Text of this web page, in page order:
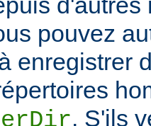
pouvez
enregistrer
. S'ils